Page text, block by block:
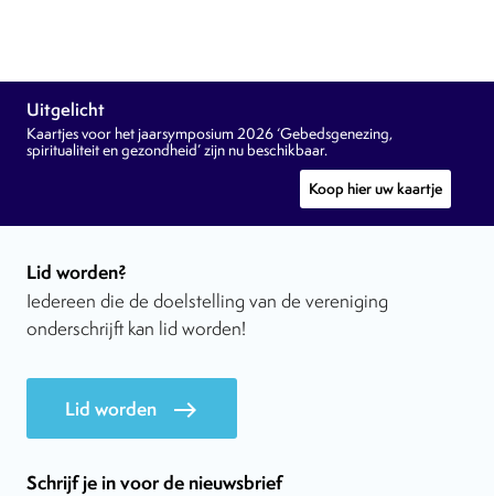
Uitgelicht
Kaartjes voor het jaarsymposium 2026 ‘Gebedsgenezing,
spiritualiteit en gezondheid’ zijn nu beschikbaar.
Koop hier uw kaartje
Lid worden?
Iedereen die de doelstelling van de vereniging
onderschrijft kan lid worden!
Lid worden east
Schrijf je in voor de nieuwsbrief